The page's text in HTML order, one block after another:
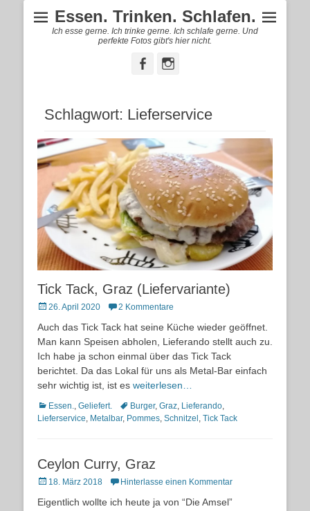
Essen. Trinken. Schlafen.
Ich esse gerne. Ich trinke gerne. Ich schlafe gerne. Und
perfekte Fotos gibt's hier nicht.
FacebookInstagram
Schlagwort: Lieferservice
Tick Tack, Graz (Liefervariante)
Posted
26. April 2020 2 Kommentare
Auch das Tick Tack hat seine Küche wieder geöffnet.
Man kann Speisen abholen, Lieferando stellt auch zu.
Ich habe ja schon einmal über das Tick Tack
berichtet. Da das Lokal für uns als Metal-Bar einfach
sehr wichtig ist, ist es weiterlesen…
Kategorien
Essen., Geliefert. Schlagworte
Burger, Graz, Lieferando,
Lieferservice, Metalbar, Pommes, Schnitzel , Tick Tack
Ceylon Curry, Graz
Posted18. März 2018 Hinterlasse einen Kommentar
Eigentlich wollte ich heute ja von “Die Amsel”